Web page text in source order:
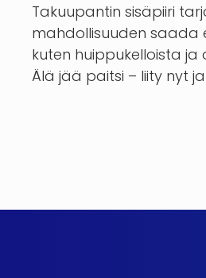
Takuupantin sisäpiiri
mahdollisuuden saada
kuten huippukelloista
Älä jää paitsi – liity nyt